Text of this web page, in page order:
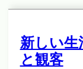
新しい
と観客